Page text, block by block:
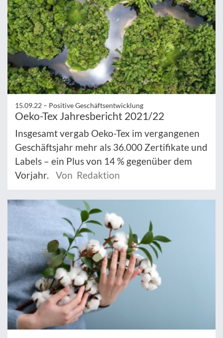
15.09.22 – Positive Geschäftsentwicklung
Oeko-Tex Jahresbericht 2021/22
Insgesamt vergab Oeko-Tex im vergangenen
Geschäftsjahr mehr als 36.000 Zertifikate und
Labels – ein Plus von 14 % gegenüber dem
Vorjahr.
Von Redaktion